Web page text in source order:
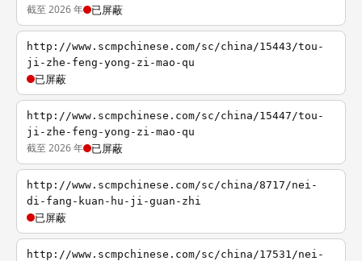
截至 2026 年 已屏蔽
http://www.scmpchinese.com/sc/china/15443/tou-
ji-zhe-feng-yong-zi-mao-qu
已屏蔽
http://www.scmpchinese.com/sc/china/15447/tou-
ji-zhe-feng-yong-zi-mao-qu
截至 2026 年 已屏蔽
http://www.scmpchinese.com/sc/china/8717/nei-
di-fang-kuan-hu-ji-guan-zhi
已屏蔽
http://www.scmpchinese.com/sc/china/17531/nei-